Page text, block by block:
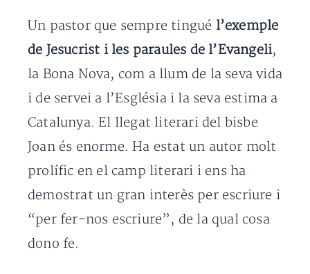
Un pastor que sempre tingué l’exemple
de Jesucrist i les paraules de l’Evangeli,
la Bona Nova, com a llum de la seva vida
i de servei a l’Església i la seva estima a
Catalunya. El llegat literari del bisbe
Joan és enorme. Ha estat un autor molt
prolífic en el camp literari i ens ha
demostrat un gran interès per escriure i
“per fer-nos escriure”, de la qual cosa
dono fe.